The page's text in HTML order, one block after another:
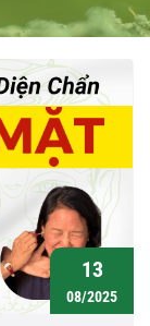
13
08/2025